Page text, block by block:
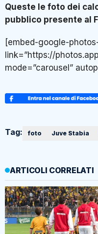
Queste le foto dei
pubblico presente al
[embed-google-
link=”https://
mode=”carousel”
Tag: foto Juve Stabia
ARTICOLI CORRELATI